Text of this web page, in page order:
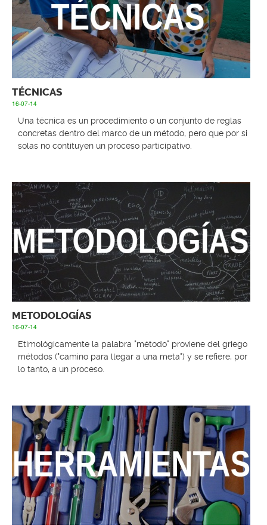
TÉCNICAS
16-07-14
Una técnica es un procedimiento o un conjunto de reglas
concretas dentro del marco de un método, pero que por si
solas no contituyen un proceso participativo.
METODOLOGÍAS
16-07-14
Etimológicamente la palabra "método" proviene del griego
métodos ("camino para llegar a una meta") y se refiere, por
lo tanto, a un proceso.